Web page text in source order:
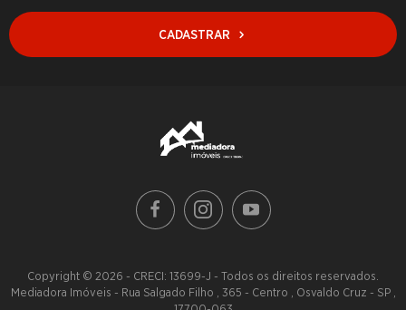
CADASTRAR
Copyright © 2026 - CRECI: 13699-J - Todos os direitos reservados.
Mediadora Imóveis - Rua Salgado Filho , 365 - Centro , Osvaldo Cruz - SP ,